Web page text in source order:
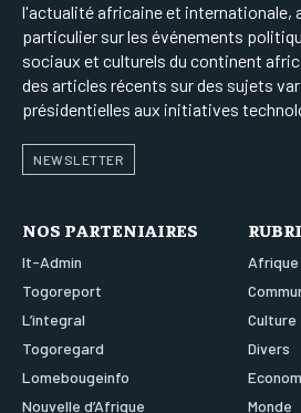
l'actualité africaine et internationale,
particulier sur les événements
sociaux et culturels du continent
des articles récents sur des sujets
présidentielles aux initiatives
NEWSLETTER
NOS PARTENIAIRES
It-Admin
Togoreport
L’integral
Togoregard
Lomebougeinfo
Nouvelle d’Afrique
Afrique
Culture
Divers
Monde